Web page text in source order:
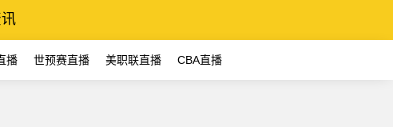
播 世预赛直播 美职联直播 CBA直播